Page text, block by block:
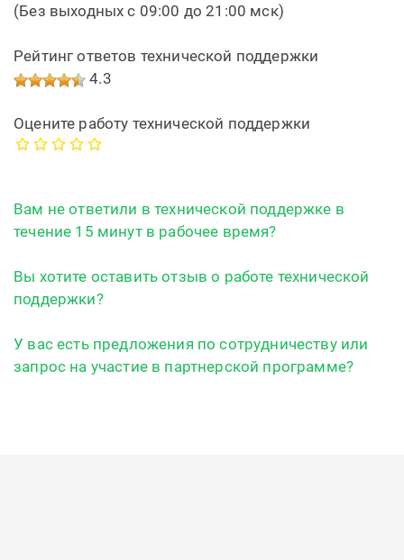
(Без выходных с 09:00 до 21:00 мск)
Рейтинг ответов технической поддержки
4.3
Оцените работу технической поддержки
Вам не ответили в технической поддержке в
течение 15 минут в рабочее время?
Вы хотите оставить отзыв о работе технической
поддержки?
У вас есть предложения по сотрудничеству или
запрос на участие в партнерской программе?